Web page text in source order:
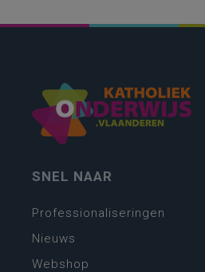
SNEL NAAR
Professionaliseringen
Nieuws
Webshop